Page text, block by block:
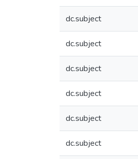
dc.subject
dc.subject
dc.subject
dc.subject
dc.subject
dc.subject